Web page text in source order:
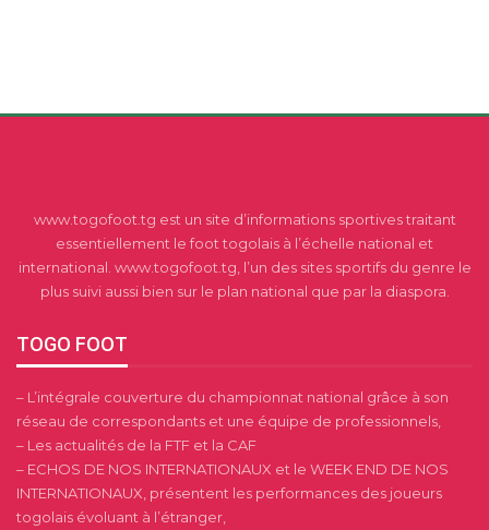
www.togofoot.tg est un site d’informations sportives traitant
essentiellement le foot togolais à l’échelle national et
international. www.togofoot.tg, l’un des sites sportifs du genre le
plus suivi aussi bien sur le plan national que par la diaspora.
TOGO FOOT
– L’intégrale couverture du championnat national grâce à son
réseau de correspondants et une équipe de professionnels,
– Les actualités de la FTF et la CAF
– ECHOS DE NOS INTERNATIONAUX et le WEEK END DE NOS
INTERNATIONAUX, présentent les performances des joueurs
togolais évoluant à l’étranger,